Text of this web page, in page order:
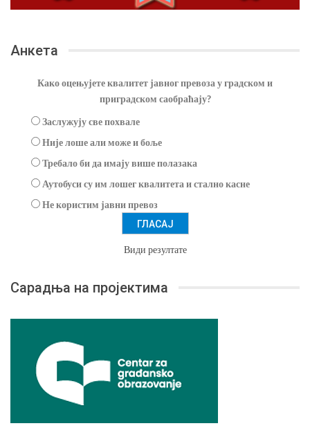
Анкета
Како оцењујете квалитет јавног превоза у градском и
приградском саобраћају?
Заслужују све похвале
Није лоше али може и боље
Требало би да имају више полазака
Аутобуси су им лошег квалитета и стално касне
Не користим јавни превоз
Види резултате
Сарадња на пројектима